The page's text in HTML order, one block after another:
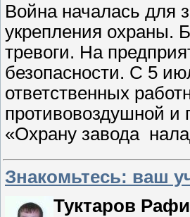
Война началась для
укрепления охраны.
тревоги. На
безопасности. С 5
ответственных
противовоздушной и
«Охрану завода
Знакомьтесь: ваш
Туктаров